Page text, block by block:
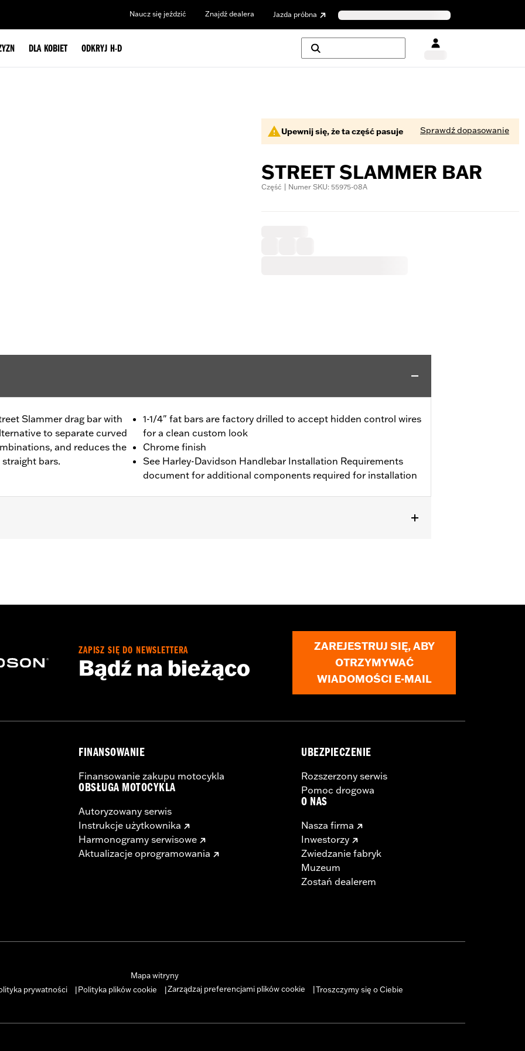
Naucz się jeździć Znajdź dealera Jazda próbna
DLA KOBIET ODKRYJ H-D
Upewnij się, że ta część pasuje Sprawdź dopasowanie
STREET SLAMMER BAR
Część | Numer SKU: 55975-08A
Slammer drag bar with
to separate curved
and reduces the
bars.
1-1/4" fat bars are factory drilled to accept hidden control wires
for a clean custom look
Chrome finish
See Harley-Davidson Handlebar Installation Requirements
document for additional components required for installation
www.h-d.com/warrantyfor full details
and risers may require a change in clutch and/or throttle cable and brake lines for some
in many locations. Check local laws to ensure your motorcycle meets applicable
ZAPISZ SIĘ DO NEWSLETTERA
Bądź na bieżąco
ZAREJESTRUJ SIĘ, ABY
OTRZYMYWAĆ
WIADOMOŚCI E-MAIL
FINANSOWANIE
Finansowanie zakupu motocykla
OBSŁUGA MOTOCYKLA
Autoryzowany serwis
Instrukcje użytkownika
Harmonogramy serwisowe
Aktualizacje oprogramowania
UBEZPIECZENIE
Rozszerzony serwis
Pomoc drogowa
O NAS
Nasza firma
Inwestorzy
Zwiedzanie fabryk
Muzeum
Zostań dealerem
Mapa witryny
prywatności Polityka plików cookie Zarządzaj preferencjami plików cookie Troszczymy się o Ciebie